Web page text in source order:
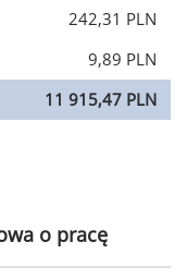
242,31 PLN
9,89 PLN
11 915,47 PLN
o pracę